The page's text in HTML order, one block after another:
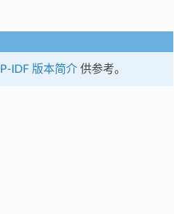
IDF 版本简介供参考。